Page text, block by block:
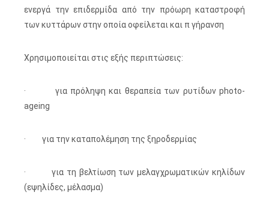
ενεργά την επιδερμίδα από την πρόωρη καταστροφή
των κυττάρων στην οποία οφείλεται και π γήρανση
Χρησιμοποιείται στις εξής περιπτώσεις:
· για πρόληψη και θεραπεία των ρυτίδων photo-
ageing
· για την καταπολέμηση της ξηροδερμίας
· για τη βελτίωση των μελαγχρωματικών κηλίδων
(εψηλίδες, μέλασμα)